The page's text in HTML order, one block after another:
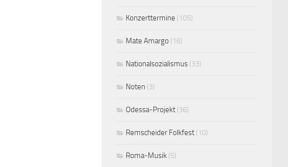
Konzerttermine (105)
Mate Amargo (16)
Nationalsozialismus (33)
Noten (3)
Odessa-Projekt (36)
Remscheider Folkfest (10)
Roma-Musik (5)